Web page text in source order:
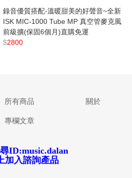
錄音優質搭配-溫暖甜美的好聲音~全新
ISK MIC-1000 Tube MP 真空管麥克風
前級擴(保固6個月)直購免運
$2800
所有商品 關於
專欄文章
ID:music.dalan
加入諮詢產品